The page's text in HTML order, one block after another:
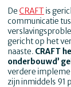
De CRAFT is
communicatie
gericht op het
naaste. CRAFT
onderbouwd’
verdere
zijn inmiddels 91